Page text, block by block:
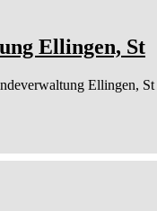
Ellingen, St
Ellingen, St